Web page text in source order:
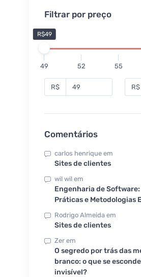
Filtrar por preço
R$49
49 52 55
R$ R$
Comentários
carlos henrique em
Sites de clientes
wil wil em
Engenharia de
Práticas e Metodologias
Rodrigo Almeida em
Sites de clientes
Zer em
O segredo por trás das
branco: o que se
invisível?